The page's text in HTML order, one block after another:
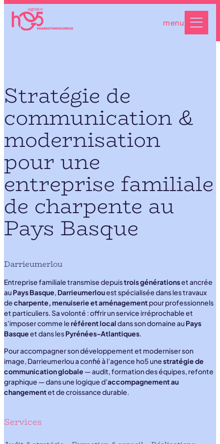
contenu
menu
Stratégie de
communication &
modernisation
pour une
entreprise familiale
de charpente au
Pays Basque
Darrieumerlou
Entreprise familiale transmise depuistrois générationset ancrée
au Pays Basque, Darrieumerlouest spécialisée dans les travaux
decharpente, menuiserie et aménagementpour professionnels
et particuliers. Sa volonté : offrir un service irréprochable et
s’imposer comme leréférent localdans son domaine au Pays
Basqueet dans lesPyrénées-Atlantiques.
Pour accompagner son développement et moderniser son
image, Darrieumerlou a confié à l’agence ho5 unestratégie de
communication globale — audit, formation des équipes, refonte
graphique — dans une logique d’accompagnement au
changementet de croissance durable.
Services